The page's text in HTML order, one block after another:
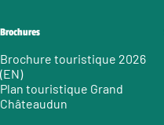
Brochures
Brochure touristique 2026
(EN)
Plan touristique Grand
Châteaudun